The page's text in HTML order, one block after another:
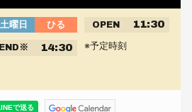
土曜日 ひる OPEN 11:30
END ※ 14:30 ※予定時刻